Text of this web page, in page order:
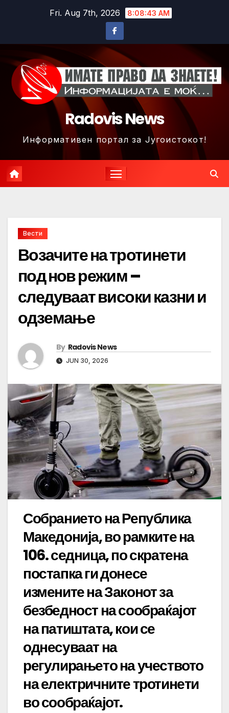
Fri. Aug 7th, 2026 8:08:46 AM
Radovis News
Информативен портал за Југоистокот!
Вести
Возачите на тротинети
под нов режим –
следуваат високи казни и
одземање
By Radovis News
JUN 30, 2026
Собранието на Република
Македонија, во рамките на
106. седница, по скратена
постапка ги донесе
измените на Законот за
безбедност на сообраќајот
на патиштата, кои се
однесуваат на
регулирањето на учеството
на електричните тротинети
во сообраќајот.